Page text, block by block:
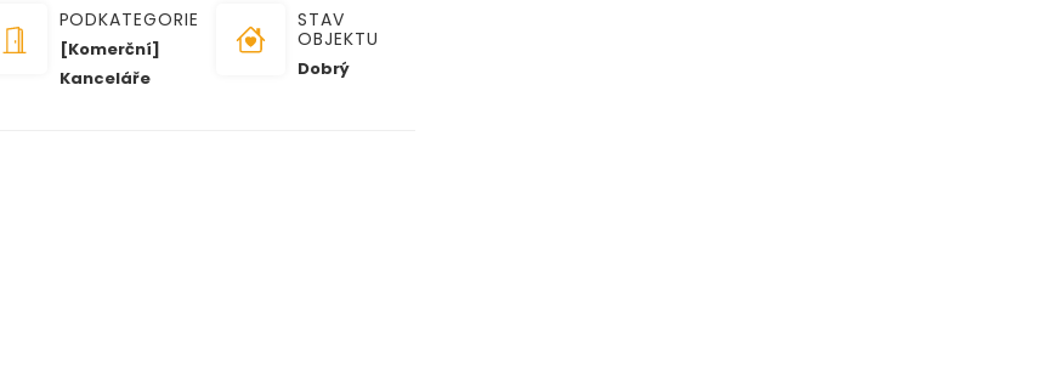
PODKATEGORIE
[Komerční]
Kanceláře
STAV
OBJEKTU
Dobrý